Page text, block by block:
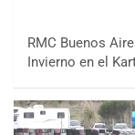
RMC Buenos
Invierno en el